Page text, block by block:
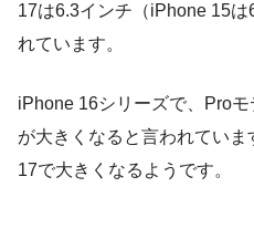
17は6.3インチ（iPhone 15
れています。
iPhone 16シリーズで、Pro
が大きくなると言われてい
17で大きくなるようです。